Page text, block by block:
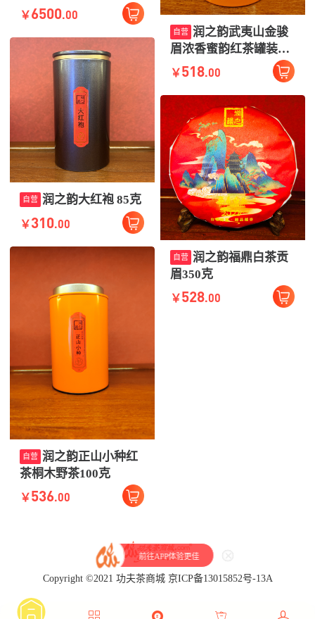
前往APP体验更佳
三、五彩或七彩） 编号
随机微有差别
￥6500.00
自营 润之韵大红袍 85克
￥310.00
自营 润之韵正山小种红
茶桐木野茶100克
￥536.00
自营 润之韵武夷山金骏
眉浓香蜜韵红茶罐装
250克
￥518.00
自营 润之韵福鼎白茶贡
眉350克
￥528.00
Copyright ©2021 功夫茶商城 京ICP备13015852号-13A